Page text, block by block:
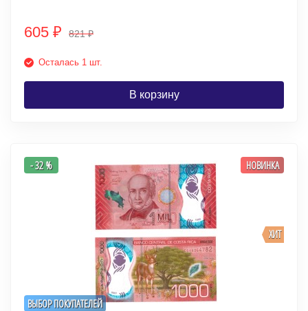
605 ₽ 821₽
Осталась 1 шт.
В корзину
ВЫБОР ПОКУПАТЕЛЕЙ
ХИТ
- 32 % НОВИНКА